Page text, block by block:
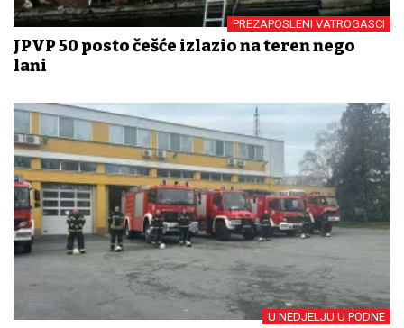
PREZAPOSLENI VATROGASCI
JPVP 50 posto češće izlazio na teren nego
lani
U NEDJELJU U PODNE